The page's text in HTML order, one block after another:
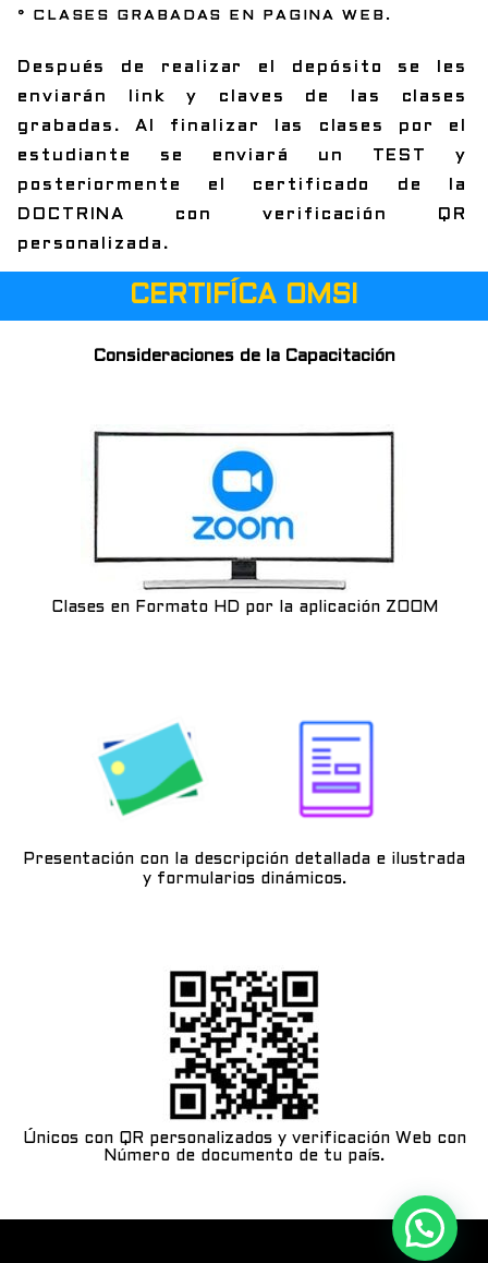
° CLASES GRABADAS EN PAGINA WEB.
Después de realizar el depósito se les
enviarán link y claves de las clases
grabadas. Al finalizar las clases por el
estudiante se enviará un TEST y
posteriormente el certificado de la
DOCTRINA con verificación QR
personalizada.
CERTIFÍCA OMSI
Consideraciones de la Capacitación
Clases en Formato HD por la aplicación ZOOM
Presentación con la descripción detallada e ilustrada
y formularios dinámicos.
Únicos con QR personalizados y verificación Web con
Número de documento de tu país.
Fastshooting C.A Todos los derechos reservados ©